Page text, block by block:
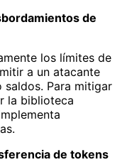
de
los límites de
a un atacante
saldos. Para mitigar
la biblioteca
de tokens